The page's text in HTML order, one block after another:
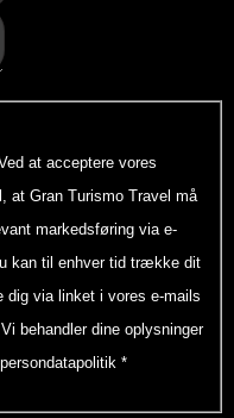
at acceptere vores
at Gran Turismo Travel må
markedsføring via e-
kan til enhver tid trække dit
dig via linket i vores e-mails
behandler dine oplysninger
*